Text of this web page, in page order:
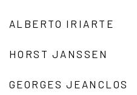
ALBERTO IRIARTE
HORST JANSSEN
GEORGES JEANCLOS